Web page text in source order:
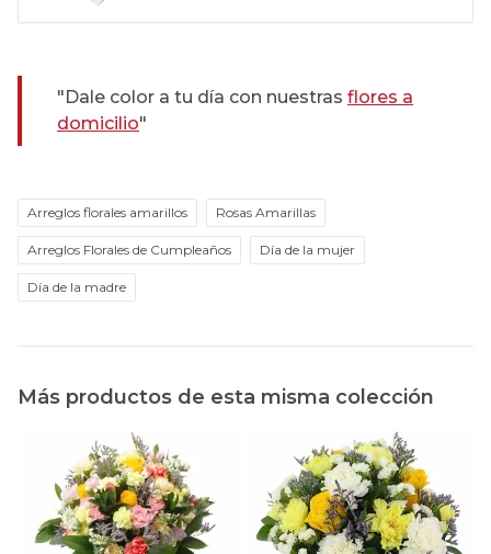
"Dale color a tu día con nuestras flores a
domicilio"
Arreglos florales amarillos Rosas Amarillas
Arreglos Florales de Cumpleaños Día de la mujer
Día de la madre
Más productos de esta misma colección